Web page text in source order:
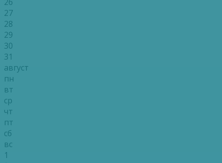
27
28
29
30
31
август
пн
вт
ср
чт
пт
сб
вс
1